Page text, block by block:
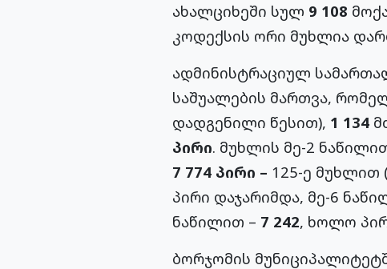
ახალციხეში სულ 9 108
კოდექსის ორი მუხლია
ადმინისტრაციულ
საშუალების მართვა,
დადგენილი წესით), 1 134
პირი. მუხლის მე-2
7 774 პირი – 125-ე მუხლით
პირი დაჯარიმდა, მე-6
ნაწილით – 7 242, ხოლო
ბორჯომის